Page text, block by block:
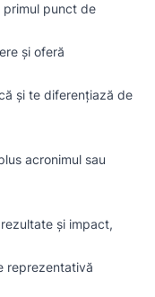
punct de
și oferă
și te diferențiază de
acronimul sau
și impact,